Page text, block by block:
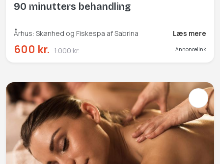
90 minutters behandling
Århus: Skønhed og Fiskespa af Sabrina Læs mere
600 kr. 1.000 kr. Annoncelink